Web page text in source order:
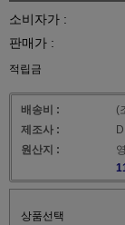
소비자가 :
판매가 :
적립금
배송비 : (
제조사 :
원산지 :
상품선택